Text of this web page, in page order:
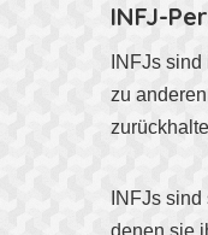
INFJ-
INFJs
zu
INFJs
denen sie